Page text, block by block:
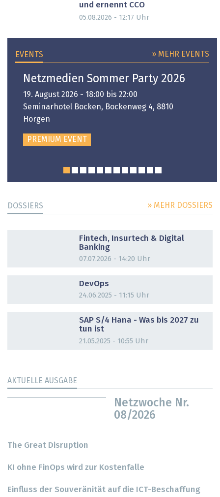
und ernennt CCO
05.08.2026 - 12:17 Uhr
EVENTS » MEHR EVENTS
Netzmedien Sommer Party 2026
19. August 2026 - 18:00 bis 22:00
Seminarhotel Bocken, Bockenweg 4, 8810
Horgen
PREMIUM EVENT
DOSSIERS » MEHR DOSSIERS
Fintech, Insurtech & Digital
Banking
07.07.2026 - 14:20 Uhr
DevOps
24.06.2025 - 11:15 Uhr
SAP S/4 Hana - Was bis 2027 zu
tun ist
21.05.2025 - 10:55 Uhr
AKTUELLE AUSGABE
Netzwoche Nr.
08/2026
The Great Disruption
KI ohne FinOps wird zur Kostenfalle
Einfluss der Souveränität auf die ICT-Beschaffung